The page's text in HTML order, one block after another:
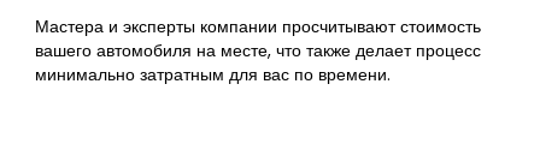
Мастера и эксперты компании просчитывают стоимость
вашего автомобиля на месте, что также делает процесс
минимально затратным для вас по времени.